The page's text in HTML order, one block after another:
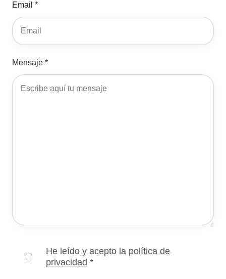
Email *
Mensaje *
He leído y acepto la política de
privacidad *